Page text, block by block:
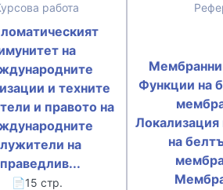
работа
на
и техните
и правото на
на
📄15 стр.
Функции на
Локализация
на